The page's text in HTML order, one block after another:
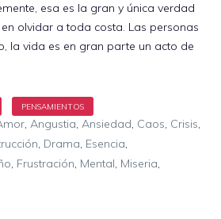
esa es la gran y única verdad
olvidar a toda costa. Las personas
la vida es en gran parte un acto de
, Angustia Ansiedad Caos Crisis
Drama Esencia
Frustración Mental Miseria